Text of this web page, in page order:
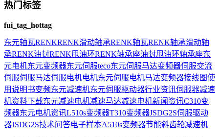
热门标签
fui_tag_hottag
东元轴瓦RENKRENK滑动轴承RENK轴瓦RENK轴承滑动轴
承RENK油封RENK甩油环RENK轴承座油封甩油环轴承座东
元电机东元变频器东元伺服teco东元伺服马达变频器伺服交流
伺服伺服马达伺服电机电机东元伺服电机马达变频器接线图使
用说明书变频东元减速机东元伺服驱动器行业资讯伺服器减速
机资料下载东元减速电机减速马达减速电机新闻资讯C310变
频器东元电机资讯L510s变频器T310变频器JSDG2S伺服驱动
器JSDG2S技术问答电子样本A510s变频器节能斜齿轮减速机